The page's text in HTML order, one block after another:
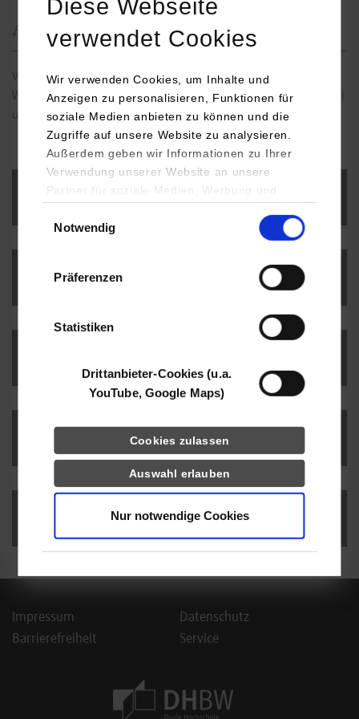
Diese Webseite
verwendet Cookies
Wir verwenden Cookies, um Inhalte und
Anzeigen zu personalisieren, Funktionen für
soziale Medien anbieten zu können und die
Zugriffe auf unsere Website zu analysieren.
Außerdem geben wir Informationen zu Ihrer
Verwendung unserer Website an unsere
Partner für soziale Medien, Werbung und
YouTube, Google Maps) führen diese
Daten zusammen, die Sie ihnen bereitgestellt
haben oder die sie im Rahmen Ihrer Nutzung
Notwendig
Präferenzen
Statistiken
Drittanbieter-Cookies (u.a.
YouTube, Google Maps)
Cookies zulassen
Auswahl erlauben
Nur notwendige Cookies
Auf einen Klick
Vom Link zum Rechenzentrum über Downloads bis hin zu
Weiterbildungen – hier finden Sie Informationen zu Vorlesungen bei
uns.
Hochschuldidaktik an der DHBW
Downloads
Ansprechpersonen
Footer Meta Navigation
Impressum
Datenschutz
Barrierefreiheit
Service